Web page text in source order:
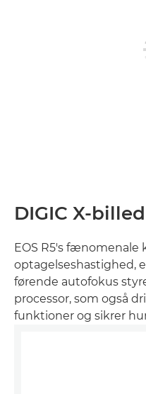
DIGIC X-
EOS R5's fænomenale
optagelseshastighed,
førende autofokus
processor, som også
funktioner og sikrer